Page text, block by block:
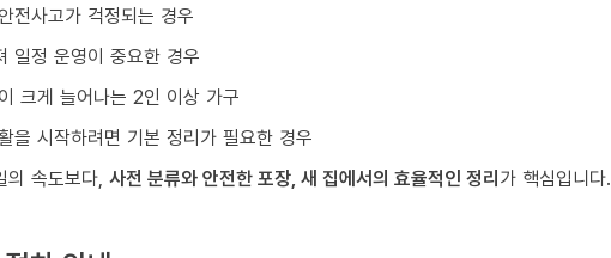
전사고가 걱정되는 경우
일정 운영이 중요한 경우
크게 늘어나는 2인 이상 가구
을 시작하려면 기본 정리가 필요한 경우
의 속도보다, 사전 분류와 안전한 포장, 새 집에서의 효율적인 정리가 핵심입니다.